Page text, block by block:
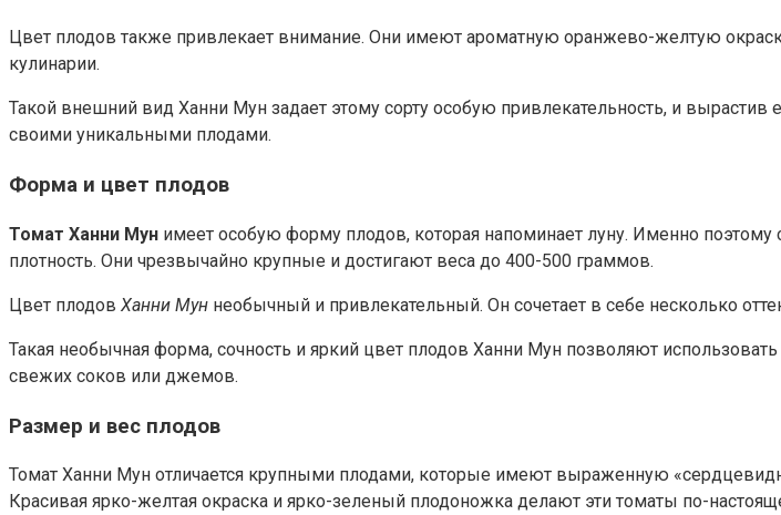
Цвет плодов также привлекает внимание. Они имеют ароматную оранжево-желтую
кулинарии.
Такой внешний вид Ханни Мун задает этому сорту особую привлекательность, и вырастив
своими уникальными плодами.
Форма и цвет плодов
Томат Ханни Мун имеет особую форму плодов, которая напоминает луну. Именно
плотность. Они чрезвычайно крупные и достигают веса до 400-500 граммов.
Цвет плодов Ханни Мун необычный и привлекательный. Он сочетает в себе несколько
Такая необычная форма, сочность и яркий цвет плодов Ханни Мун позволяют
свежих соков или джемов.
Размер и вес плодов
Томат Ханни Мун отличается крупными плодами, которые имеют выраженную
Красивая ярко-желтая окраска и ярко-зеленый плодоножка делают эти томаты по-